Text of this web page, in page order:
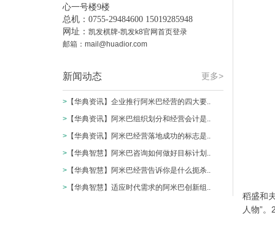
心一号楼9楼
总机：0755-29484600 15019285948
网址： 凯发棋牌-凯发k8官网首页登录
邮箱： mail@huadior.com
更多>
新闻动态
> 【华典资讯】企业推行阿米巴经营的四大要..
> 【华典资讯】阿米巴组织划分和经营会计是..
> 【华典资讯】阿米巴经营落地成功的标志是..
> 【华典智慧】阿米巴咨询如何做好目标计划..
> 【华典智慧】阿米巴经营告诉你是什么扼杀..
> 【华典智慧】适应时代需求的阿米巴创新组..
稻盛和
人物”